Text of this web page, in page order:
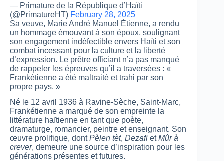
— Primature de la République d’Haïti
(@PrimatureHT) February 28, 2025
Sa veuve, Marie André Manuel Étienne, a rendu
un hommage émouvant à son époux, soulignant
son engagement indéfectible envers Haïti et son
combat incessant pour la culture et la liberté
d’expression. Le prêtre officiant n’a pas manqué
de rappeler les épreuves qu’il a traversées : «
Frankétienne a été maltraité et trahi par son
propre pays. »
Né le 12 avril 1936 à Ravine-Sèche, Saint-Marc,
Frankétienne a marqué de son empreinte la
littérature haïtienne en tant que poète,
dramaturge, romancier, peintre et enseignant. Son
œuvre prolifique, dontPèlen tèt, Dezafi etMûr à
crever, demeure une source d’inspiration pour les
générations présentes et futures.